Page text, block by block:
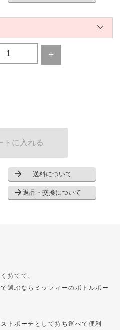
トに入れる
送料について
返品・交換について
持てて、
選ぶならミッフィーのボトルポー
トポーチとして持ち運べて便利